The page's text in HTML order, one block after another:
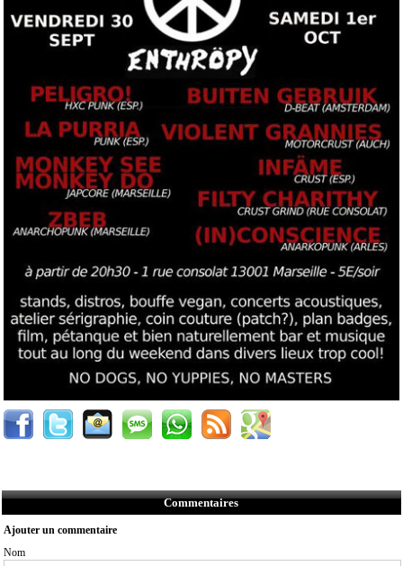
Commentaires
Ajouter un commentaire
Nom